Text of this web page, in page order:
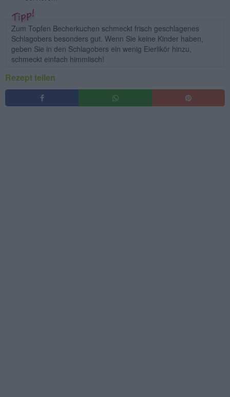
Zum Topfen Becherkuchen schmeckt frisch geschlagenes
Schlagobers besonders gut. Wenn Sie keine Kinder haben,
geben Sie in den Schlagobers ein wenig Eierlikör hinzu,
schmeckt einfach himmlisch!
Rezept teilen